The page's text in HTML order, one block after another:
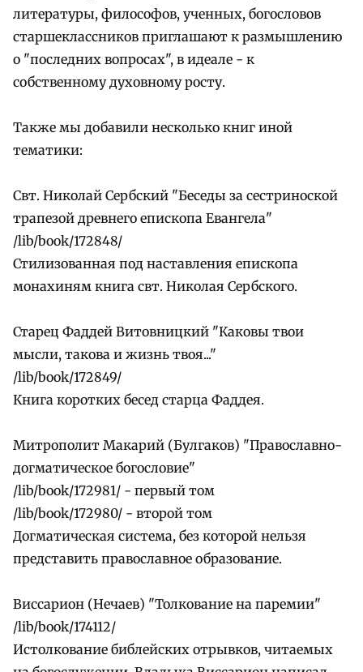
литературы, философов, ученных, богословов
старшеклассников приглашают к размышлению
о "последних вопросах", в идеале - к
собственному духовному росту.
Также мы добавили несколько книг иной
тематики:
Свт. Николай Сербский "Беседы за сестриноской
трапезой древнего епископа Евангела"
/lib/book/172848/
Стилизованная под наставления епископа
монахиням книга свт. Николая Сербского.
Старец Фаддей Витовницкий "Каковы твои
мысли, такова и жизнь твоя..."
/lib/book/172849/
Книга коротких бесед старца Фаддея.
Митрополит Макарий (Булгаков) "Православно-
догматическое богословие"
/lib/book/172981/ - первый том
/lib/book/172980/ - второй том
Догматическая система, без которой нельзя
представить православное образование.
Виссарион (Нечаев) "Толкование на паремии"
/lib/book/174112/
Истолкование библейских отрывков, читаемых